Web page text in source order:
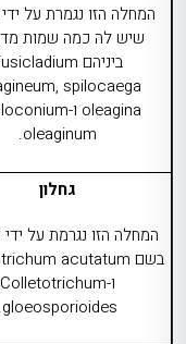
המחלה הזו נגמרת על
שיש לה כמה שמות
ביניהם
spilocaega
oleagina ו-
oleaginum
.
גחלון
המחלה הזו נגרמת על ידי
בשם acutatum
ו-Colletotrichum
gloeosporioides
.